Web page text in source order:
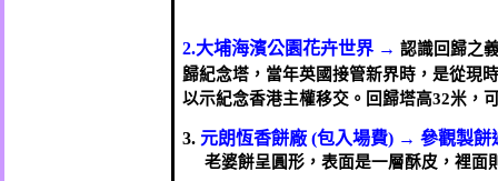
2.大埔海濱公園花卉世界 → 認識回歸之
歸紀念塔，當年英國接管新界時，是從現
以示紀念香港主權移交。回歸塔高32米，
3. 元朗恆香餅廠(包入場費) → 參觀製餅
老婆餅呈圓形，表面是一層酥皮，裡